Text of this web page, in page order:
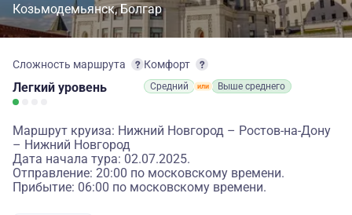
Козьмодемьянск Болгар
Сложность маршрута
Легкий уровень
Комфорт
Средний Выше среднего
Маршрут круиза: Нижний Новгород – Ростов-на-Дону
– Нижний Новгород
Дата начала тура: 02.07.2025.
Отправление: 20:00 по московскому времени.
Прибытие: 06:00 по московскому времени.